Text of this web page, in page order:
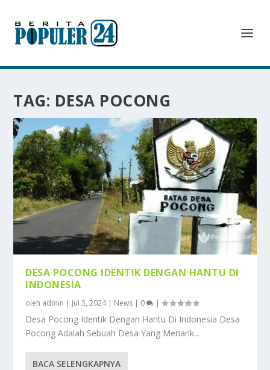
TAG: DESA POCONG
DESA POCONG IDENTIK DENGAN HANTU DI
INDONESIA
oleh admin | Jul 3, 2024| News | 0 |
Desa Pocong Identik Dengan Hantu Di Indonesia Desa
Pocong Adalah Sebuah Desa Yang Menarik...
BACA SELENGKAPNYA